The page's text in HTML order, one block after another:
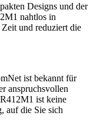
Designs und der
nahtlos in
Zeit und reduziert die
ist bekannt für
anspruchsvollen
ist keine
auf die Sie sich